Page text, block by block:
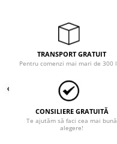
Protecția ochilor
Protecția respirației
Protecția urechilor
Scule de mana
Capsatoare ,
pistoale silicon
Chei si truse chei
TRANSPORT GRATUIT
Pentru comenzi mai mari de 300
CONSILIERE GRATUITĂ
Te ajutăm să faci cea mai bună
alegere!